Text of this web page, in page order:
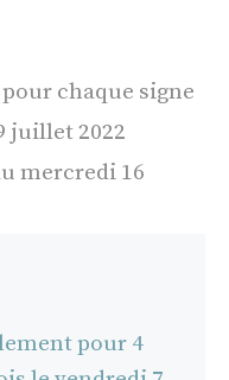
chaque signe
juillet 2022
mercredi 16
pour 4